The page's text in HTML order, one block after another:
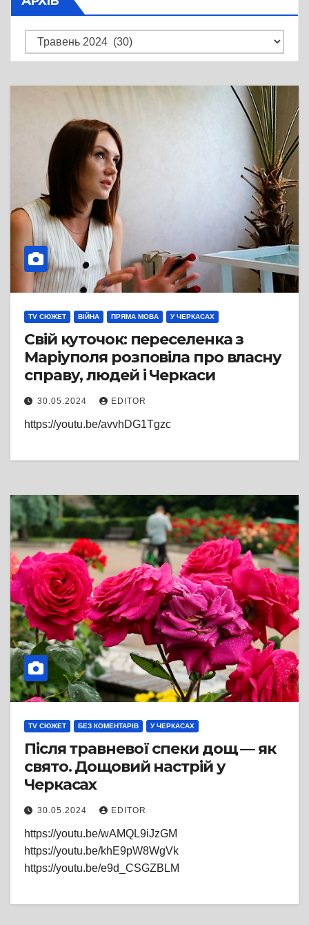
Архів
TV СЮЖЕТ ВІЙНА ПРЯМА МОВА У ЧЕРКАСАХ
Свій куточок: переселенка з
Маріуполя розповіла про власну
cправу, людей і Черкаси
30.05.2024 EDITOR
https://youtu.be/avvhDG1Tgzc
TV СЮЖЕТ БЕЗ КОМЕНТАРІВ У ЧЕРКАСАХ
Після травневої спеки дощ — як
свято. Дощовий настрій у
Черкасах
30.05.2024 EDITOR
https://youtu.be/wAMQL9iJzGM
https://youtu.be/khE9pW8WgVk
https://youtu.be/e9d_CSGZBLM